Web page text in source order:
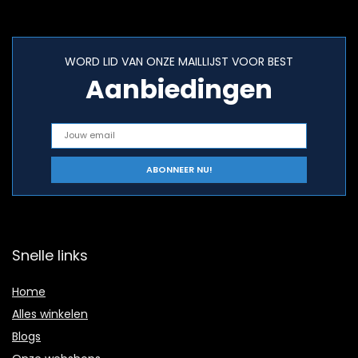
WORD LID VAN ONZE MAILLIJST VOOR BEST
Aanbiedingen
Snelle links
Home
Alles winkelen
Blogs